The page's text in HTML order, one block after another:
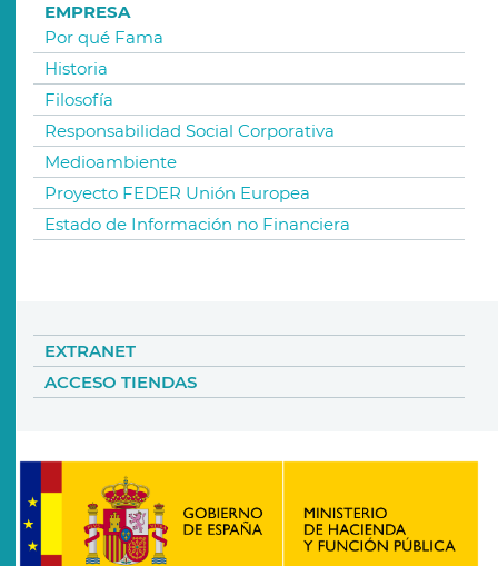
EMPRESA
Por qué Fama
Historia
Filosofía
Responsabilidad Social Corporativa
Medioambiente
Proyecto FEDER Unión Europea
Estado de Información no Financiera
EXTRANET
ACCESO TIENDAS